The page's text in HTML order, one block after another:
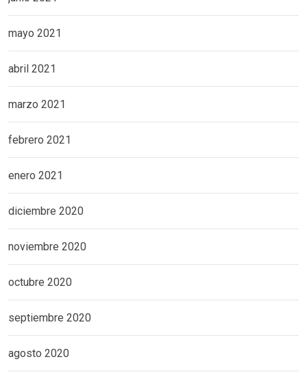
mayo 2021
abril 2021
marzo 2021
febrero 2021
enero 2021
diciembre 2020
noviembre 2020
octubre 2020
septiembre 2020
agosto 2020